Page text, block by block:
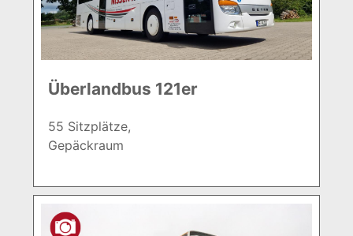
Überlandbus 121er
55 Sitzplätze,
Gepäckraum